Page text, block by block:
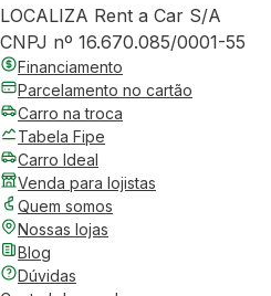
LOCALIZA Rent a Car S/A
CNPJ nº 16.670.085/0001-55
Financiamento
Parcelamento no cartão
Carro na troca
Tabela Fipe
Carro Ideal
Venda para lojistas
Quem somos
Nossas lojas
Blog
Dúvidas